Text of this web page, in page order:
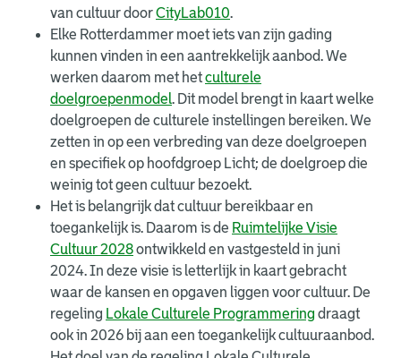
van cultuur doorCityLab010.
Elke Rotterdammer moet iets van zijn gading
kunnen vinden in een aantrekkelijk aanbod. We
werken daarom met hetculturele
doelgroepenmodel. Dit model brengt in kaart welke
doelgroepen de culturele instellingen bereiken. We
zetten in op een verbreding van deze doelgroepen
en specifiek op hoofdgroep Licht; de doelgroep die
weinig tot geen cultuur bezoekt.
Het is belangrijk dat cultuur bereikbaar en
toegankelijk is. Daarom is de Ruimtelijke Visie
Cultuur 2028ontwikkeld en vastgesteld in juni
2024. In deze visie is letterlijk in kaart gebracht
waar de kansen en opgaven liggen voor cultuur. De
regeling Lokale Culturele Programmering draagt
ook in 2026 bij aan een toegankelijk cultuuraanbod.